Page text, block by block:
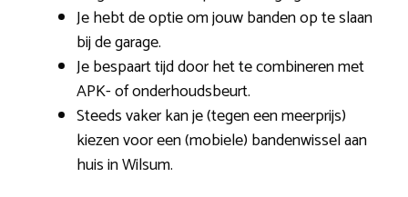
Je hebt de optie om jouw banden op te slaan
bij de garage.
Je bespaart tijd door het te combineren met
APK- of onderhoudsbeurt.
Steeds vaker kan je (tegen een meerprijs)
kiezen voor een (mobiele) bandenwissel aan
huis in Wilsum.